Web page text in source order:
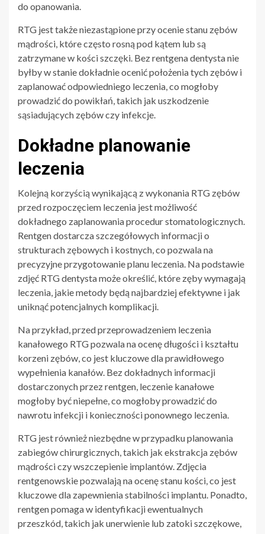
do opanowania.
RTG jest także niezastąpione przy ocenie stanu zębów
mądrości, które często rosną pod kątem lub są
zatrzymane w kości szczęki. Bez rentgena dentysta nie
byłby w stanie dokładnie ocenić położenia tych zębów i
zaplanować odpowiedniego leczenia, co mogłoby
prowadzić do powikłań, takich jak uszkodzenie
sąsiadujących zębów czy infekcje.
Dokładne planowanie
leczenia
Kolejną korzyścią wynikającą z wykonania RTG zębów
przed rozpoczęciem leczenia jest możliwość
dokładnego zaplanowania procedur stomatologicznych.
Rentgen dostarcza szczegółowych informacji o
strukturach zębowych i kostnych, co pozwala na
precyzyjne przygotowanie planu leczenia. Na podstawie
zdjęć RTG dentysta może określić, które zęby wymagają
leczenia, jakie metody będą najbardziej efektywne i jak
uniknąć potencjalnych komplikacji.
Na przykład, przed przeprowadzeniem leczenia
kanałowego RTG pozwala na ocenę długości i kształtu
korzeni zębów, co jest kluczowe dla prawidłowego
wypełnienia kanałów. Bez dokładnych informacji
dostarczonych przez rentgen, leczenie kanałowe
mogłoby być niepełne, co mogłoby prowadzić do
nawrotu infekcji i konieczności ponownego leczenia.
RTG jest również niezbędne w przypadku planowania
zabiegów chirurgicznych, takich jak ekstrakcja zębów
mądrości czy wszczepienie implantów. Zdjęcia
rentgenowskie pozwalają na ocenę stanu kości, co jest
kluczowe dla zapewnienia stabilności implantu. Ponadto,
rentgen pomaga w identyfikacji ewentualnych
przeszkód, takich jak unerwienie lub zatoki szczękowe,